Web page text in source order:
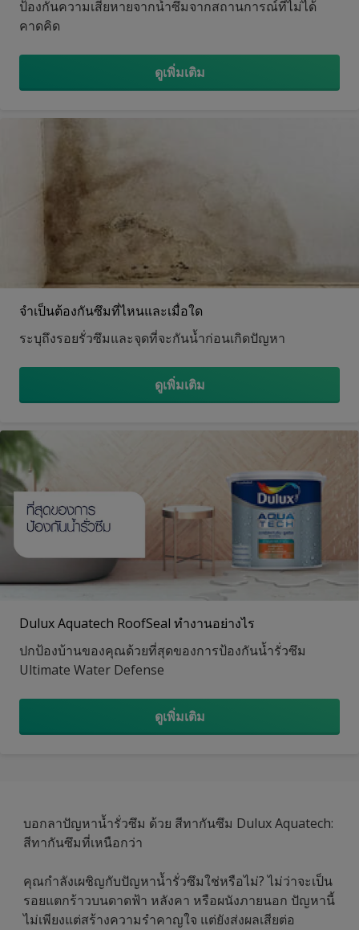
ป้องกันความเสียหายจากน้ำซึมจากสถานการณ์ที่ไม่ได้
คาดคิด
ดูเพิ่มเติม
จำเป็นต้องกันซึมที่ไหนและเมื่อใด
ระบุถึงรอยรั่วซึมและจุดที่จะกันน้ำก่อนเกิดปัญหา
ดูเพิ่มเติม
Dulux Aquatech RoofSeal ทำงานอย่างไร
ปกป้องบ้านของคุณด้วยที่สุดของการป้องกันน้ำรั่วซึม
Ultimate Water Defense
ดูเพิ่มเติม
บอกลาปัญหาน้ำรั่วซึม ด้วย สีทากันซึม Dulux Aquatech:
สีทากันซึมที่เหนือกว่า
คุณกำลังเผชิญกับปัญหาน้ำรั่วซึมใช่หรือไม่? ไม่ว่าจะเป็น
รอยแตกร้าวบนดาดฟ้า หลังคา หรือผนังภายนอก ปัญหานี้
ไม่เพียงแต่สร้างความรำคาญใจ แต่ยังส่งผลเสียต่อ